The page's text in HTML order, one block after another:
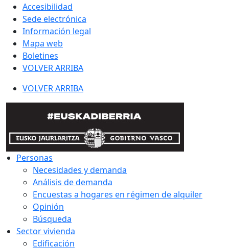
Accesibilidad
Sede electrónica
Información legal
Mapa web
Boletines
VOLVER ARRIBA
VOLVER ARRIBA
Personas
Necesidades y demanda
Análisis de demanda
Encuestas a hogares en régimen de alquiler
Opinión
Búsqueda
Sector vivienda
Edificación